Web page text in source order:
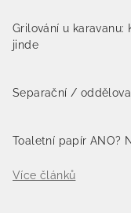
Grilování u
jinde
Separační /
Toaletní papír ANO?
Více článků